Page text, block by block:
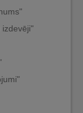
izdevēji"